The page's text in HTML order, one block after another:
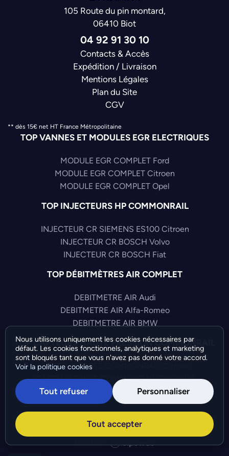
105 Route du pin montard,
06410 Biot
04 92 91 30 10
Contacts & Accès
Expédition / Livraison
Mentions Légales
Plan du Site
CGV
** dès 15€ net HT France Métropolitaine
TOP VANNES ET MODULES EGR ELECTRIQUES
MODULE EGR COMPLET Ford
MODULE EGR COMPLET Citroen
MODULE EGR COMPLET Opel
TOP INJECTEURS HP COMMONRAIL
INJECTEUR CR SIEMENS ES100 Citroen
INJECTEUR CR BOSCH Volvo
INJECTEUR CR BOSCH Fiat
TOP DÉBITMÈTRES AIR COMPLET
DEBITMETRE AIR Audi
DEBITMETRE AIR Alfa-Romeo
DEBITMETRE AIR BMW
TOP CAPTEURS HAUTE PRESSION COMMONRAIL
CAPTEUR PRESS COMMONRAIL Citroen
CAPTEUR PRESS COMMONRAIL Chevrolet
CAPTEUR PRESS COMMONRAIL Citroen
©Bresch SAS - Copyright 2026 - Tous droits réservés -
Préférences de cookies-Gérer mes cookies
Nous utilisons uniquement les cookies nécessaires par
défaut. Les cookies fonctionnels, analytiques et marketing
sont bloqués tant que vous n'avez pas donné votre accord.
Voir la politique cookies
Tout refuser Personnaliser
Tout accepter